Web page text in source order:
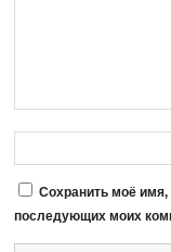
Сохранить моё имя,
последующих моих